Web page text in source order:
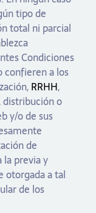
tipo de
total ni parcial
Condiciones
confieren a los
RRHH,
distribución o
y/o de sus
de
la previa y
otorgada a tal
de los